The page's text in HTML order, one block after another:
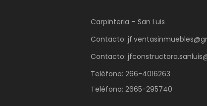
Carpinteria – San Luis
Contacto:
Contacto:
Teléfono: 266-4016263
Teléfono: 2665-295740